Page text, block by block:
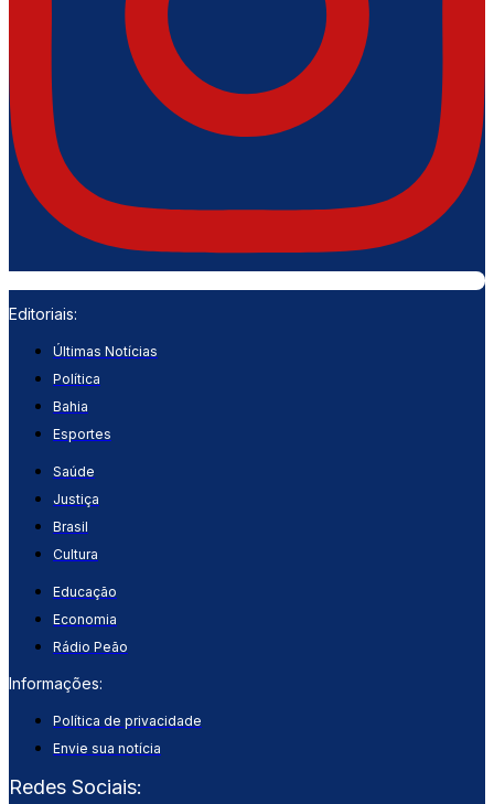
Editoriais:
Últimas Notícias
Política
Bahia
Esportes
Saúde
Justiça
Brasil
Cultura
Educação
Economia
Rádio Peão
Informações:
Política de privacidade
Envie sua notícia
Redes Sociais: